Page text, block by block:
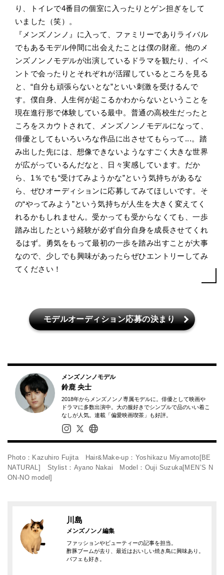
り、トイレで4番目の個室に入ったりとゲン担ぎをして
いました（笑）。
『メンズノンノ』に入って、ファミリーでありライバル
でもあるモデル仲間に出会えたことは僕の財産。他のメ
ンズノンノモデルが出演しているドラマを観たり、イベ
ントで会ったりとそれぞれが活躍しているところを見る
と、“自分も頑張らないとな”といい刺激を受けるんで
す。僕自身、人生何が起こるかわからないということを
現在進行形で体験している最中。普通の高校生だったと
ころをスカウトされて、メンズノンノモデルになって、
俳優としてもいろいろな作品に出させてもらって...。踏
み出した先には、想像できないようなすごく大きな世界
が広がっているんだなと、日々実感しています。だか
ら、1％でも“受けてみようかな”という気持ちがあるな
ら、ぜひオーディションに応募してみてほしいです。そ
の“やってみよう”という気持ちが人生を大きく変えてく
れるかもしれません。受かっても受からなくても、一歩
踏み出したという経験が必ず自分自身を成長させてくれ
るはず。勇気をもって最初の一歩を踏み出すことが大事
なので、少しでも興味があったらぜひエントリーしてみ
てください！
モデルオーディション応募の決まり
メンズノンノモデル
鈴鹿 央士
2018年からメンズノンノ専属モデルに。俳優として映画や
ドラマに多数出演中。大の服好きでシンプルで品のいい着こ
なしが人気。連載「偏愛映画喫茶」も好評。
Photo：Kazuhiro Fujita Hair&Make-up：Yoshikazu Miyamoto[BE
NATURAL] Stylist：Ayano Nakai Model：Ouji Suzuka[MEN’S N
ON-NO model]
川島
メンズノンノ編集
ファッションやビューティーの記事を担当。
酢豚ブームが去り、最近はおいしい焼き鳥に興味あり。
パフェも好き。